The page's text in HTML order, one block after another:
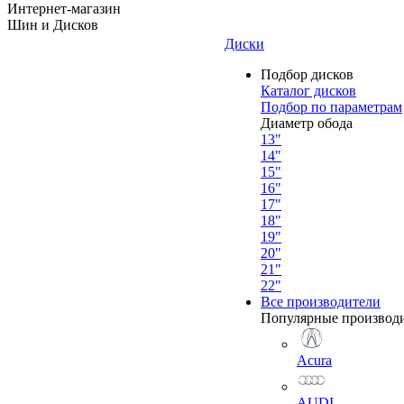
Интернет-магазин
Шин и Дисков
Диски
Подбор дисков
Каталог дисков
Подбор по параметрам
Диаметр обода
13"
14"
15"
16"
17"
18"
19"
20"
21"
22"
Все производители
Популярные
Acura